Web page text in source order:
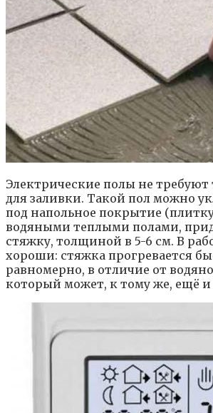
Электрические полы не
для заливки. Такой пол можно
под напольное покрытие
водяными теплыми полами,
стяжку, толщиной в 5-6 см. В
хороши: стяжка прогревается
равномерно, в отличие от
который может, к тому же, ещё и